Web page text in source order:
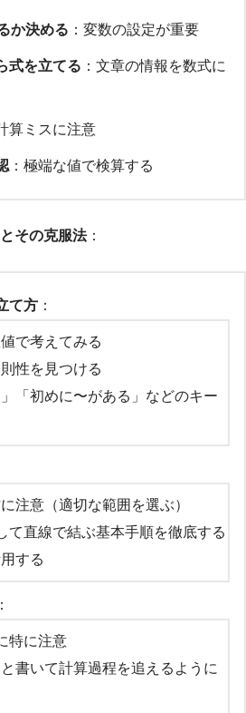
か決める ：変数の設定が重要
式を立てる ：文章の情報を数式に
算ミスに注意
：極端な値で検算する
その克服法：
て方 ：
で考えてみる
性を見つける
」「初めに〜がある」などのキー
注意（適切な範囲を選ぶ）
て直線で結ぶ基本手順を徹底する
する
：
特に注意
書いて計算過程を追えるように